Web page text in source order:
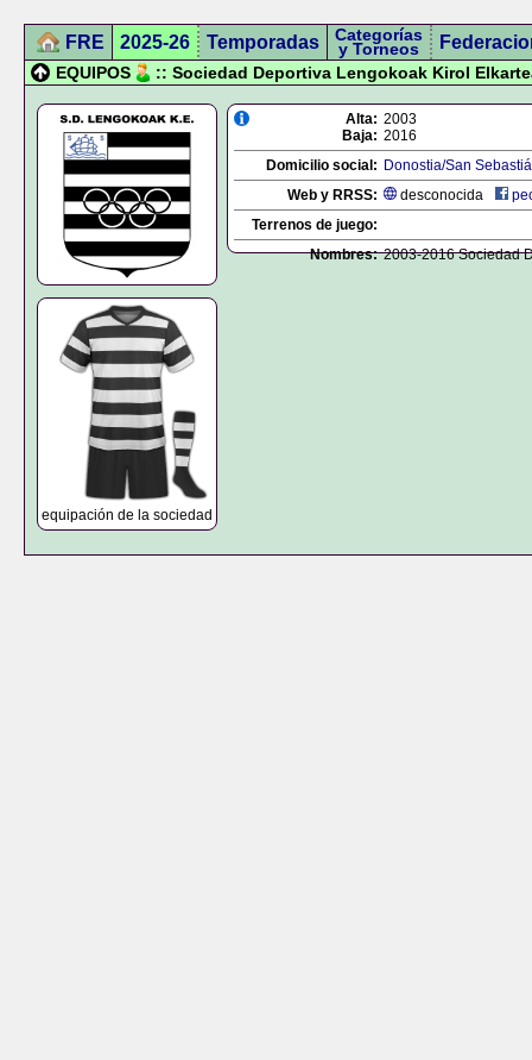
FRE 2025-26 Temporadas Categorías
y Torneos
EQUIPOS :: Sociedad Deportiva Lengokoak Kirol
equipación de la sociedad
Alta: 2003
Baja: 2016
Domicilio social: Donostia/San
Web y RRSS:
desconocida
Terrenos de juego:
Nombres: 2003-2016 Sociedad